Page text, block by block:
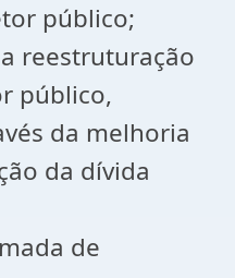
público;
reestruturação
público,
da melhoria
da dívida
de